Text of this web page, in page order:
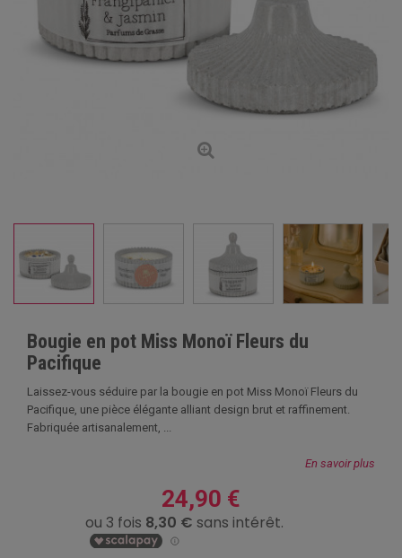
Bougie en pot Miss Monoï Fleurs du
Pacifique
Laissez-vous séduire par la bougie en pot Miss Monoï Fleurs du
Pacifique, une pièce élégante alliant design brut et raffinement.
Fabriquée artisanalement, ...
En savoir plus
24,90 €